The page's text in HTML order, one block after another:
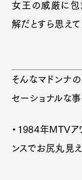
女王の威厳に包
解だとすら思えて
そんなマドンナ
セーショナルな事
・1984年MTVア
ンスでお尻丸見